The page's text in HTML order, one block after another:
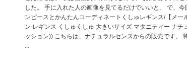
した。 手に入れた人の画像を見てるだけでいいと。 で、
ンピースとかんたんコーディネートくしゅレギンス/【メ
ン レギンス くしゅくしゅ 大きいサイズ マタニティー ナ
ッション)) こちらは、ナチュラルセンスからの販売です。
...